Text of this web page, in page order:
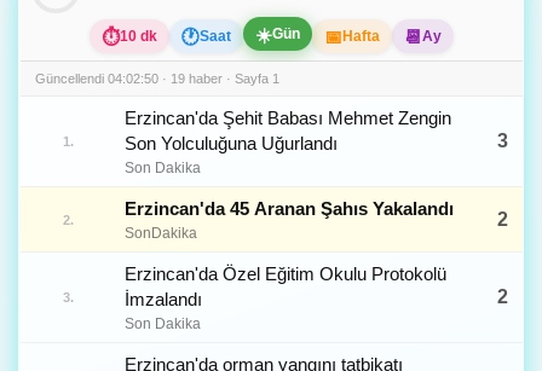
⏱10 dk 🕐Saat ☀️Gün 📅 Hafta 📆 Ay
Güncellendi 04:02:50 · 19 haber · Sayfa 1
1.
Erzincan'da Şehit Babası Mehmet Zengin
Son Yolculuğuna Uğurlandı
Son Dakika
3
2.
Erzincan'da 45 Aranan Şahıs Yakalandı
SonDakika
2
3.
Erzincan'da Özel Eğitim Okulu Protokolü
İmzalandı
Son Dakika
2
Erzincan'da orman yangını tatbikatı